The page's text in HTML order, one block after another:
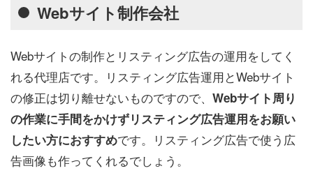
Webサイト制作会社
Webサイトの制作とリスティング広告の運用をしてく
れる代理店です。リスティング広告運用とWebサイト
の修正は切り離せないものですので、 Webサイト周り
の作業に手間をかけずリスティング広告運用をお願い
したい方におすすめです。リスティング広告で使う広
告画像も作ってくれるでしょう。